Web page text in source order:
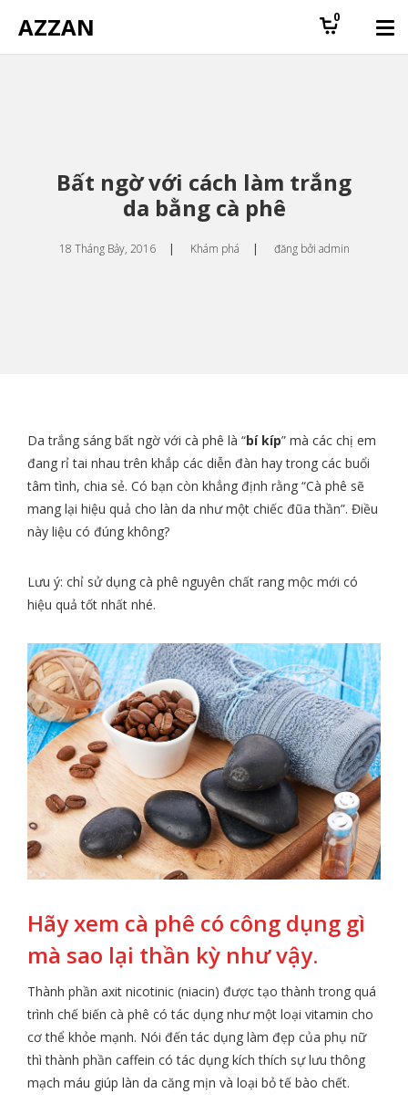
AZZAN 0
Bất ngờ với cách làm trắng
da bằng cà phê
18 Tháng Bảy, 2016 | Khám phá | đăng bởi admin
Da trắng sáng bất ngờ với cà phê là “bí kíp” mà các chị em
đang rỉ tai nhau trên khắp các diễn đàn hay trong các buổi
tâm tình, chia sẻ. Có bạn còn khẳng định rằng “Cà phê sẽ
mang lại hiệu quả cho làn da như một chiếc đũa thần”. Điều
này liệu có đúng không?
Lưu ý: chỉ sử dụng cà phê nguyên chất rang mộc mới có
hiệu quả tốt nhất nhé.
Hãy xem cà phê có công dụng gì
mà sao lại thần kỳ như vậy.
Thành phần axit nicotinic (niacin) được tạo thành trong quá
trình chế biến cà phê có tác dụng như một loại vitamin cho
cơ thể khỏe mạnh. Nói đến tác dụng làm đẹp của phụ nữ
thì thành phần caffein có tác dụng kích thích sự lưu thông
mạch máu giúp làn da căng mịn và loại bỏ tế bào chết.